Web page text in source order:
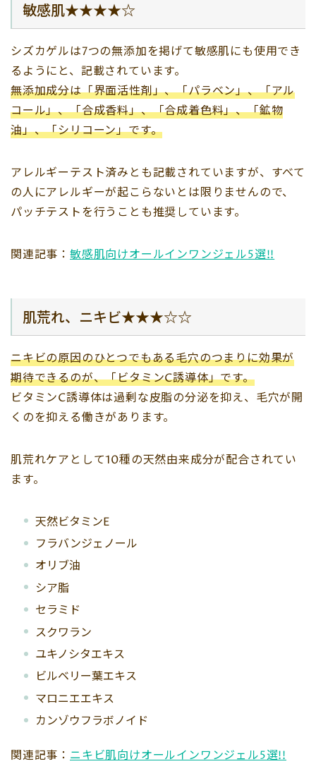
敏感肌★★★★☆
シズカゲルは7つの無添加を掲げて敏感肌にも使用でき
るようにと、記載されています。
無添加成分は「界面活性剤」、「パラベン」、「アル
コール」、「合成香料」、「合成着色料」、「鉱物
油」、「シリコーン」です。
アレルギーテスト済みとも記載されていますが、すべて
の人にアレルギーが起こらないとは限りませんので、
パッチテストを行うことも推奨しています。
関連記事： 敏感肌向けオールインワンジェル5選!!
肌荒れ、ニキビ★★★☆☆
ニキビの原因のひとつでもある毛穴のつまりに効果が
期待できるのが、「ビタミンC誘導体」です。
ビタミンC誘導体は過剰な皮脂の分泌を抑え、毛穴が開
くのを抑える働きがあります。
肌荒れケアとして10種の天然由来成分が配合されてい
ます。
天然ビタミンE
フラバンジェノール
オリブ油
シア脂
セラミド
スクワラン
ユキノシタエキス
ビルベリー葉エキス
マロニエエキス
カンゾウフラボノイド
関連記事： ニキビ肌向けオールインワンジェル5選!!